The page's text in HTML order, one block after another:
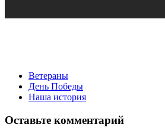
Ветераны
День Победы
Наша история
Оставьте комментарий